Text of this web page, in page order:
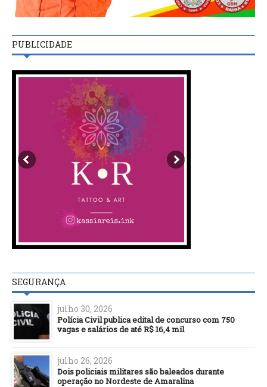
PUBLICIDADE
SEGURANÇA
julho 30, 2026
Polícia Civil publica edital de concurso com 750
vagas e salários de até R$ 16,4 mil
julho 26, 2026
Dois policiais militares são baleados durante
operação no Nordeste de Amaralina